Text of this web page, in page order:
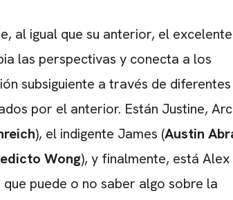
al igual que su anterior, el excelente
las perspectivas y conecta a los
subsiguiente a través de diferentes
por el anterior. Están Justine,
), el indigente James (Austin
Wong), y finalmente, está
puede o no saber algo sobre la